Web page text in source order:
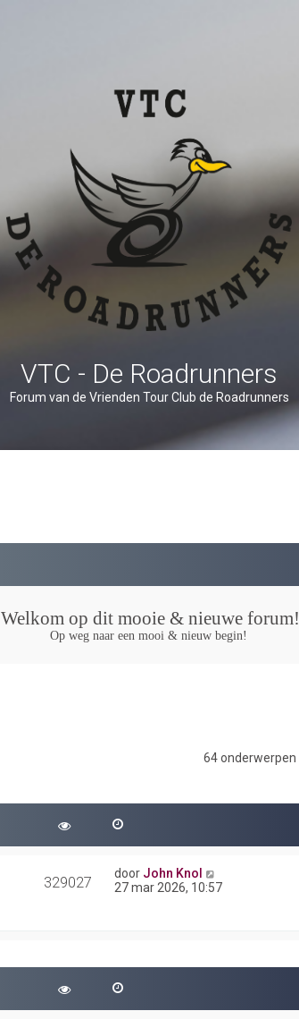
VTC - De Roadrunners
Forum van de Vrienden Tour Club de Roadrunners
Welkom op dit mooie & nieuwe forum!
Op weg naar een mooi & nieuw begin!
64 onderwerpen
329027 door John Knol
27 mar 2026, 10:57